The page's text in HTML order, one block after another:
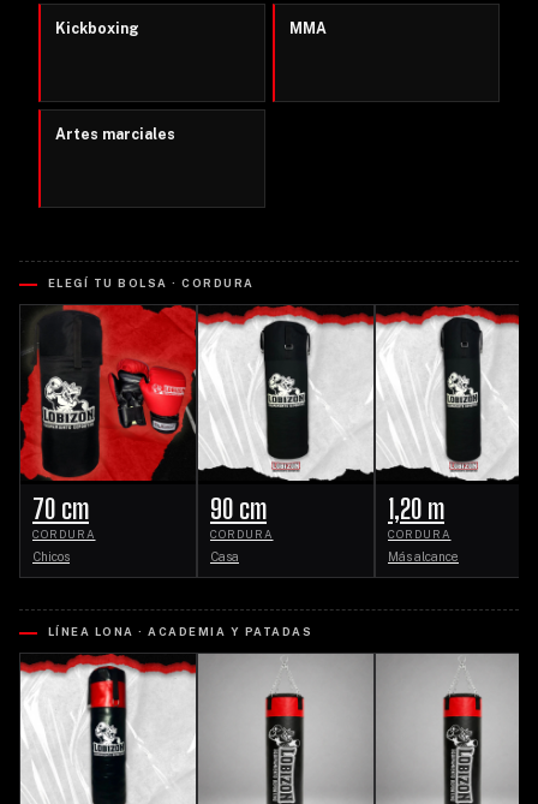
Kickboxing MMA
Artes marciales
ELEGÍ TU BOLSA · CORDURA
70 cm
CORDURA
Chicos
90 cm
CORDURA
Casa
1,20 m
CORDURA
Más alcance
LÍNEA LONA · ACADEMIA Y PATADAS